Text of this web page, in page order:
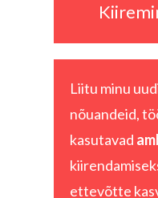
Liitu minu
nõuandeid,
kasutavad
ettevõtte